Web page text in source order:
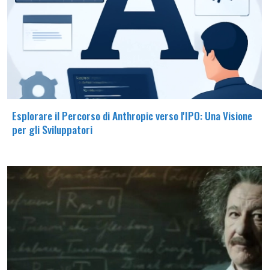
Esplorare il Percorso di Anthropic verso l'IPO: Una Visione
per gli Sviluppatori